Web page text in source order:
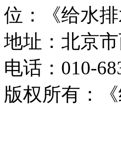
位：《给水
地址：北京
电话：010-
版权所有：